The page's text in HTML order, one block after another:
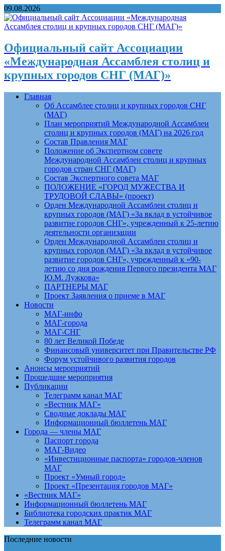
09.08.2026
Официальный сайт Ассоциации
«Международная Ассамблея столиц и
крупных городов СНГ (МАГ)»
Главная
Об Ассамблее столиц и крупных городов СНГ
(МАГ)
План мероприятий Международной Ассамблеи
столиц и крупных городов (МАГ) на 2026 год
Состав Правления МАГ
Положение об Экспертном совете
Международной Ассамблеи столиц и крупных
городов стран СНГ (МАГ)
Состав Экспертного совета МАГ
ПОЛОЖЕНИЕ «ГОРОД МУЖЕСТВА И
ТРУДОВОЙ СЛАВЫ» (проект)
Орден Международной Ассамблеи столиц и
крупных городов (МАГ) «За вклад в устойчивое
развитие городов СНГ», учрежденный к 25-летию
деятельности организации
Орден Международной Ассамблеи столиц и
крупных городов (МАГ) «За вклад в устойчивое
развитие городов СНГ», учрежденный к «90-
летию со дня рождения Первого президента МАГ
Ю.М. Лужкова»
ПАРТНЕРЫ МАГ
Проект Заявления о приеме в МАГ
Новости
МАГ-инфо
МАГ-города
МАГ-СНГ
80 лет Великой Победе
Финансовый университет при Правительстве РФ
Форум устойчивого развития городов
Анонсы мероприятий
Прошедшие мероприятия
Публикации
Телеграмм канал МАГ
«Вестник МАГ»
Сводные доклады МАГ
Информационный бюллетень МАГ
Города — члены МАГ
Паспорт города
МАГ-Видео
«Инвестиционные паспорта» городов-членов
МАГ
Проект «Умный город»
Проект «Презентация городов МАГ»
«Вестник МАГ»
Информационный бюллетень МАГ
Библиотека городских практик МАГ
Телеграмм канал МАГ
Последние новости